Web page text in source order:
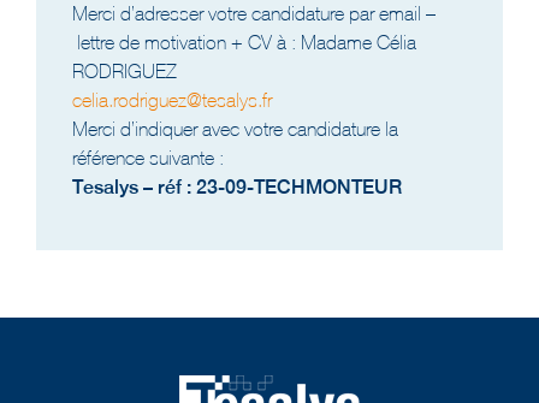
Merci d’adresser votre candidature par email –
lettre de motivation + CV à : Madame Célia
RODRIGUEZ
celia.rodriguez@tesalys.fr
Merci d’indiquer avec votre candidature la
référence suivante :
Tesalys – réf : 23-09-TECHMONTEUR